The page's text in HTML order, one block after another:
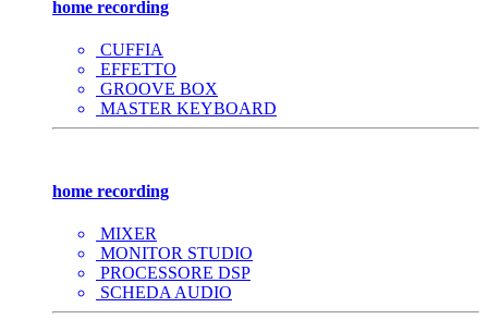
home recording
CUFFIA
EFFETTO
GROOVE BOX
MASTER KEYBOARD
home recording
MIXER
MONITOR STUDIO
PROCESSORE DSP
SCHEDA AUDIO